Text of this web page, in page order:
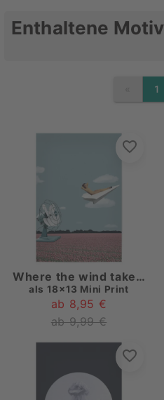
Enthaltene
1
Where the wind takes me
als 18x13 Mini Print
ab 8,95 €
ab 9,99 €